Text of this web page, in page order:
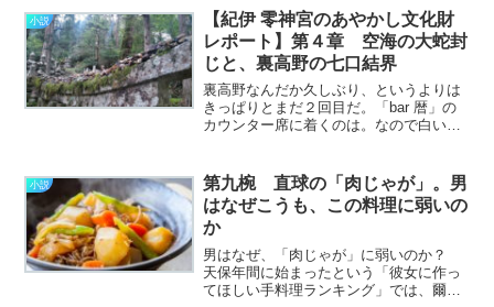
感じが好きになれなかった。 しかも、
調理がまずいと生臭さがツ………………
～続きを読む～
小説
【紀伊 零神宮のあやかし文化財
レポート】第４章 空海の大蛇封
じと、裏高野の七口結界
裏高野なんだか久しぶり、というよりは
きっぱりとまだ２回目だ。「bar 暦」の
カウンター席に着くのは。なので白いシ
のも、これが２回目。まったくあたり前
のことなのだけど、初………………～続
きを読む～
小説
第九椀 直球の「肉じゃが」。男
はなぜこうも、この料理に弱いの
か
男はなぜ、「肉じゃが」に弱いのか？
天保年間に始まったという「彼女に作っ
てほしい手料理ランキング」では、爾来